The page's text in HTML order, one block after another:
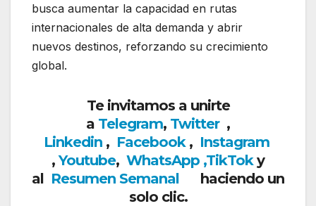
busca aumentar la capacidad en rutas
internacionales de alta demanda y abrir
nuevos destinos, reforzando su crecimiento
global.
Te invitamos a unirte
a Telegram, Twitter ,
Linkedin, Facebook, Instagram
,Youtube, WhatsApp ,TikToky
al Resumen Semanal haciendo un
solo clic.